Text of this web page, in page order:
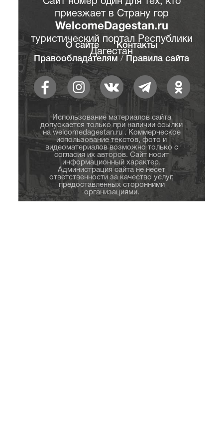
приезжает в Страну гор
WelcomeDagestan.ru
туристический портал Республики
Дагестан
О сайте
Контакты
Правообладателям / Правила сайта
Использование материалов сайта
допускается только при наличии ссылки
на welcomedagestan.ru . Коммерческое
использование текстов, фото и
видеоматериалов возможно только с
согласия их авторов. Сайт носит
информационный характер.
Администрация сайта не несет
ответственности за качество услуг,
предоставленных сторонними
организациями.